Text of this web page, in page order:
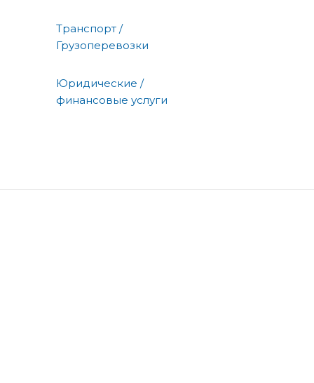
Транспорт /
Грузоперевозки
Юридические /
финансовые услуги